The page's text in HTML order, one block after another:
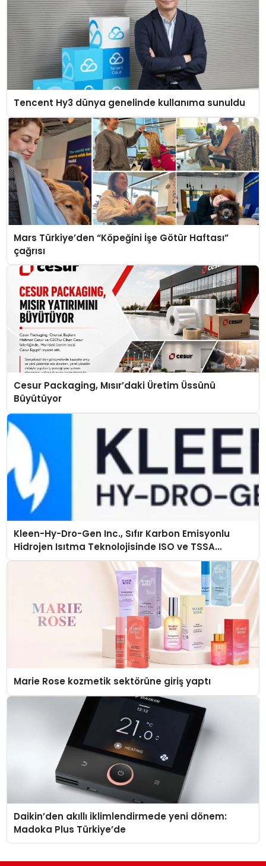
Tencent Hy3 dünya genelinde kullanıma sunuldu
Mars Türkiye’den “Köpeğini İşe Götür Haftası”
çağrısı
Cesur Packaging, Mısır’daki Üretim Üssünü
Büyütüyor
Kleen-Hy-Dro-Gen Inc., Sıfır Karbon Emisyonlu
Hidrojen Isıtma Teknolojisinde ISO ve TSSA
Düzenleyici Onaylarını Aldı
Marie Rose kozmetik sektörüne giriş yaptı
Daikin’den akıllı iklimlendirmede yeni dönem:
Madoka Plus Türkiye’de